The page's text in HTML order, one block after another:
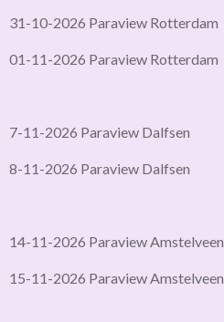
31-10-2026 Paraview Rotterdam
01-11-2026 Paraview Rotterdam
7-11-2026 Paraview Dalfsen
8-11-2026 Paraview Dalfsen
14-11-2026 Paraview Amstelveen
15-11-2026 Paraview Amstelveen